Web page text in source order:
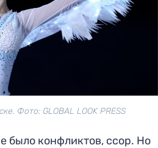
Фото: GLOBAL LOOK PRESS
было конфликтов, ссор. Но